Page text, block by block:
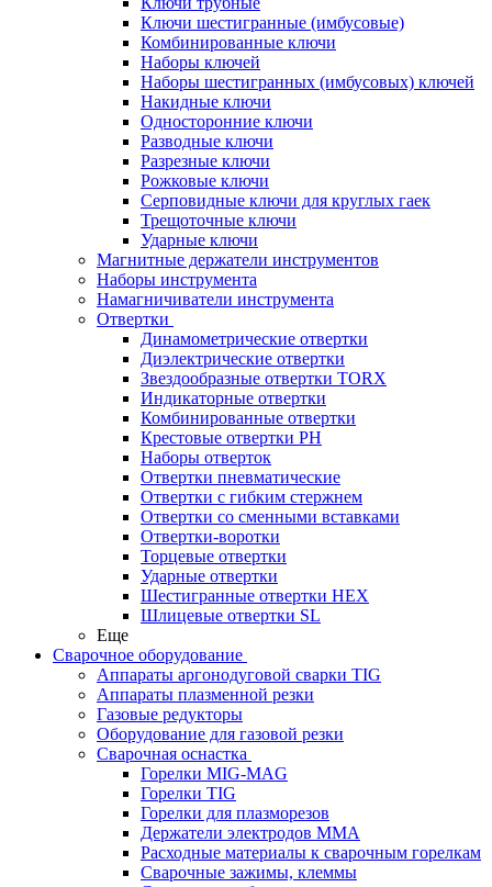
Ключи шестигранные (имбусовые)
Комбинированные ключи
Наборы ключей
Наборы шестигранных (имбусовых) ключей
Накидные ключи
Односторонние ключи
Разводные ключи
Разрезные ключи
Рожковые ключи
Серповидные ключи для круглых гаек
Трещоточные ключи
Ударные ключи
Магнитные держатели инструментов
Наборы инструмента
Намагничиватели инструмента
Отвертки
Динамометрические отвертки
Диэлектрические отвертки
Звездообразные отвертки TORX
Индикаторные отвертки
Комбинированные отвертки
Крестовые отвертки PH
Наборы отверток
Отвертки пневматические
Отвертки с гибким стержнем
Отвертки со сменными вставками
Отвертки-воротки
Торцевые отвертки
Ударные отвертки
Шестигранные отвертки HEX
Шлицевые отвертки SL
Еще
Сварочное оборудование
Аппараты аргонодуговой сварки TIG
Аппараты плазменной резки
Газовые редукторы
Оборудование для газовой резки
Сварочная оснастка
Горелки MIG-MAG
Горелки TIG
Горелки для плазморезов
Держатели электродов ММА
Расходные материалы к сварочным горелкам
Сварочные зажимы, клеммы